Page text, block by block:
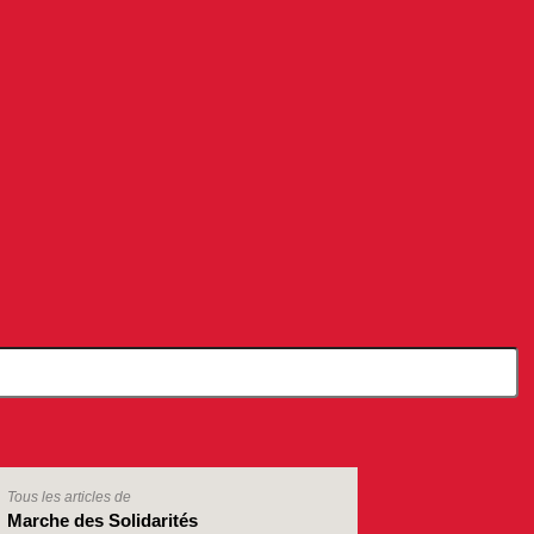
Tous les articles de
Marche des Solidarités